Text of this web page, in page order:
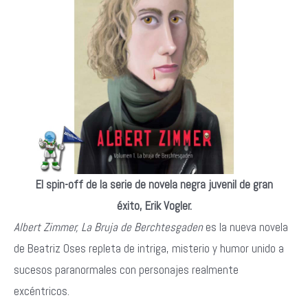
El spin-off de la serie de novela negra juvenil de gran
éxito, Erik Vogler.
Albert Zimmer, La Bruja de Berchtesgadenes la nueva novela
de Beatriz Oses repleta de intriga, misterio y humor unido a
sucesos paranormales con personajes realmente
excéntricos.